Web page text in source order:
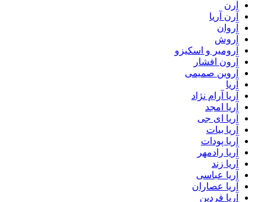
آرن
آرن آریا
آروان
آروش
آرومیر و اسکیزو
آرون افشار
آروین صمیمی
آریا
آریا آرام نژاد
آریا امجد
آریا ای جی
آریا بیات
آریا پودات
آریا رادمهر
آریا زند
آریا عباسی
آریا عصاران
آریا فردین